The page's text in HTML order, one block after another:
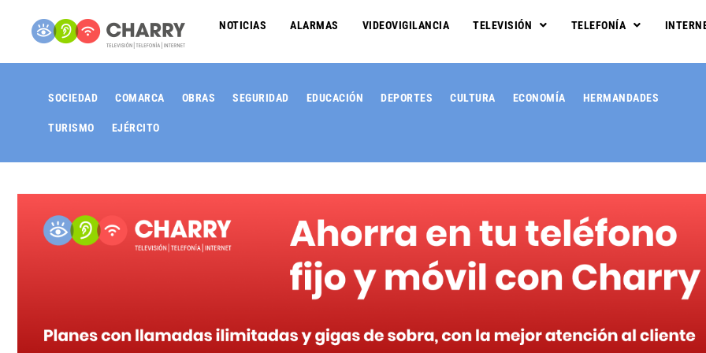
NOTICIAS ALARMAS VIDEOVIGILANCIA TELEVISIÓN TELEFONÍA
SOCIEDAD COMARCA OBRAS SEGURIDAD EDUCACIÓN DEPORTES CULTURA ECONOMÍA HERMANDADES
TURISMO EJÉRCITO